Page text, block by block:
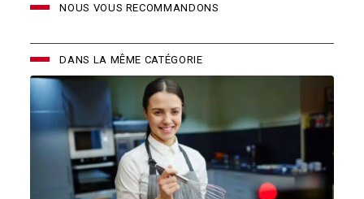
NOUS VOUS RECOMMANDONS
DANS LA MÊME CATÉGORIE